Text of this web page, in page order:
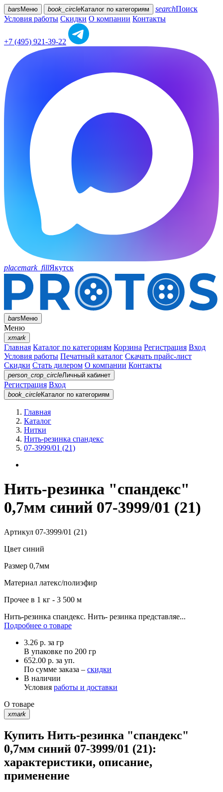
bars Меню book_circleКаталог по категориям searchПоиск
Условия работы Скидки О компании Контакты
+7 (495) 921-39-22
placemark_fillЯкутск
barsМеню
Меню
xmark
Главная Каталог по категориям Корзина Регистрация Вход
Условия работы Печатный каталог Скачать прайс-лист
Скидки Стать дилером О компании Контакты
person_crop_circleЛичный кабинет
Регистрация Вход
book_circleКаталог по категориям
Главная
Каталог
Нитки
Нить-резинка спандекс
07-3999/01 (21)
Нить-резинка "спандекс"
0,7мм синий 07-3999/01 (21)
Артикул 07-3999/01 (21)
Цвет синий
Размер 0,7мм
Материал латекс/полиэфир
Прочее в 1 кг - 3 500 м
Нить-резинка спандекс. Нить- резинка представляе...
Подробнее о товаре
3.26 р. за гр
В упаковке по 200 гр
652.00 р. за уп.
По сумме заказа – скидки
В наличии
Условия работы и доставки
О товаре
xmark
Купить Нить-резинка "спандекс"
0,7мм синий 07-3999/01 (21):
характеристики, описание,
применение